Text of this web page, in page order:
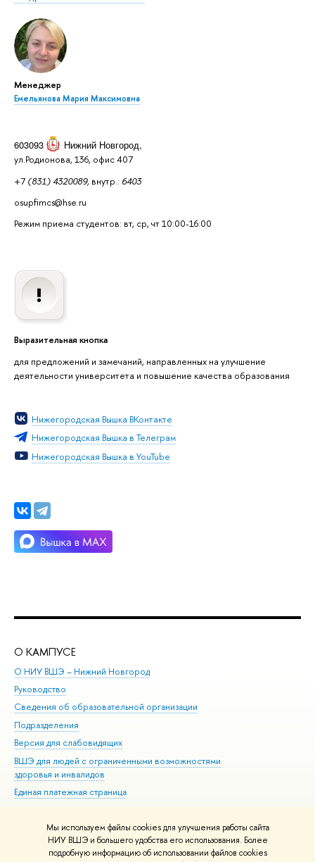
Мы используем файлы cookies для улучшения работы сайта
НИУ ВШЭ и большего удобства его использования. Более
подробную информацию об использовании файлов cookies
Менеджер
Емельянова Мария Максимовна
603093 Нижний Новгород,
ул.Родионова, 136, офис 407
+7 (831) 4320089, внутр.: 6403
osupfimcs@hse.ru
Режим приема студентов: вт, ср, чт 10:00-16:00
Выразительная кнопка
для предложений и замечаний, направленных на улучшение
деятельности университета и повышение качества образования
Нижегородская Вышка ВКонтакте
Нижегородская Вышка в Телеграм
Нижегородская Вышка в YouTube
О КАМПУСЕ
О НИУ ВШЭ – Нижний Новгород
Руководство
Сведения об образовательной организации
Подразделения
Версия для слабовидящих
ВШЭ для людей с ограниченными возможностями
здоровья и инвалидов
Единая платежная страница